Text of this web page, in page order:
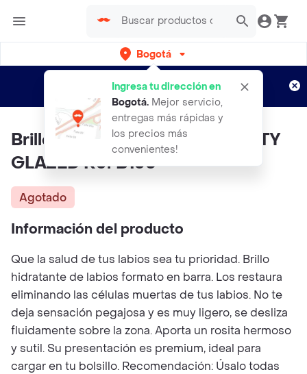
Bogotá
Ingresa tu dirección en
Bogotá. Mejor servicio,
entregas más rápidas y
los precios más
convenientes!
envíos gratis por semanas
Aplican TyC
Brillo Reparador Smooth BEAUTY
GLAZED Ref B130
Agotado
Información del producto
Que la salud de tus labios sea tu prioridad. Brillo
hidratante de labios formato en barra. Los restaura
eliminando las células muertas de tus labios. No te
deja sensación pegajosa y es muy ligero, se desliza
fluidamente sobre la zona. Aporta un rosita hermoso
y sutil. Su presentación es premium, ideal para
cargar en tu bolsillo. Recomendación: Úsalo todas